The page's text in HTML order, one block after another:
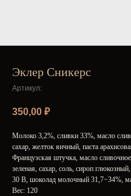
Эклер Сникерс
Артикул:
350,00 ₽
Молоко 3,2%, сливки 33%, масло
сахар, желток яичный, паста
Французская штучка, масло
зеленая, сахар, соль, сироп
30 В, шоколад молочный 31,7−34%,
Вес: 120